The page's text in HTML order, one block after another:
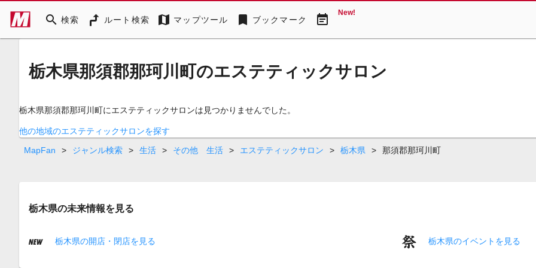
search 検索 ルート検索 map マップツール bookmark ブックマーク event_note New!
栃木県那須郡那珂川町のエステティックサロン
栃木県那須郡那珂川町にエステティックサロンは見つかりませんでした。
他の地域のエステティックサロンを探す
MapFan
> ジャンル検索 > 生活 > その他 生活 > エステティックサロン > 栃木県 > 那須郡那珂川町
栃木県の未来情報を見る
栃木県の開店・閉店を見る 栃木県のイベントを見る